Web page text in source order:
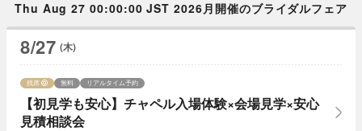
Thu Aug 27 00:00:00 JST 2026月開催のブライダルフェア
8/27 (木)
【初見学も安心】チャペル入場体験×会場見学×安心
見積相談会
残席 無料 リアルタイム予約